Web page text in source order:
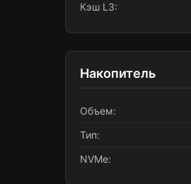
Кэш L3:
Накопитель
Объем:
Тип:
NVMe: